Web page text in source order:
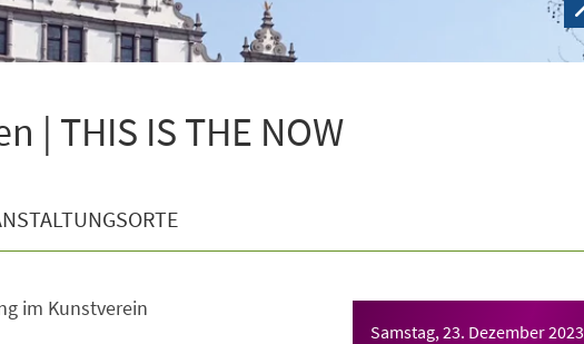
| THIS IS THE NOW
Samstag, 23. Dezember 2023
im Kunstverein